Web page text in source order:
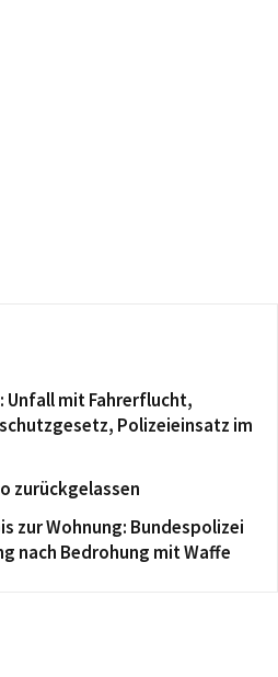
Unfall mit Fahrerflucht,
Polizeieinsatz im
zurückgelassen
zur Wohnung: Bundespolizei
nach Bedrohung mit Waffe